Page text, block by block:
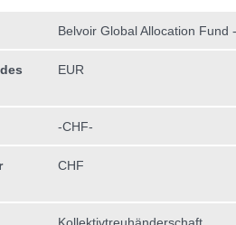
Belvoir Global Allocation Fund
EUR
-CHF-
CHF